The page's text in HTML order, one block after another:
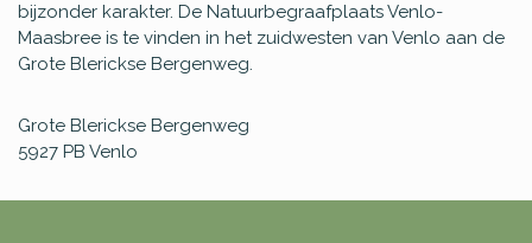
bijzonder karakter. De Natuurbegraafplaats Venlo-
Maasbree is te vinden in het zuidwesten van Venlo aan de
Grote Blerickse Bergenweg.
Grote Blerickse Bergenweg
5927 PB Venlo